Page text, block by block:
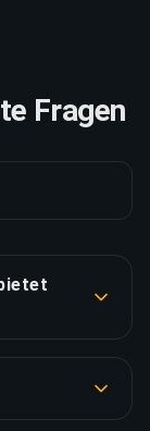
Fragen
Win
Rank